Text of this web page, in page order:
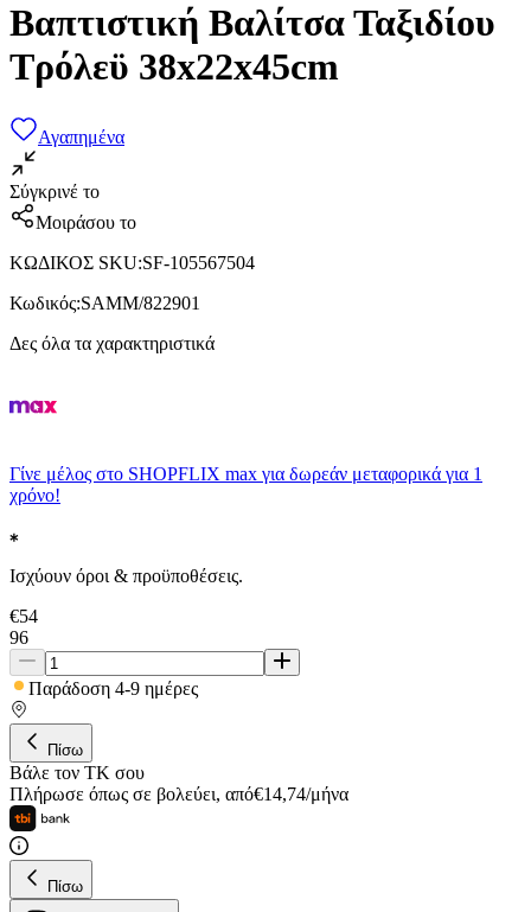
Βαπτιστική Βαλίτσα Ταξιδίου
Τρόλεϋ 38x22x45cm
Αγαπημένα
Σύγκρινέ το
Μοιράσου το
ΚΩΔΙΚΟΣ SKU:SF-105567504
Κωδικός:SAMM/822901
Δες όλα τα χαρακτηριστικά
Γίνε μέλος στο SHOPFLIX max για δωρεάν μεταφορικά για 1
χρόνο!
Ισχύουν όροι & προϋποθέσεις.
€54
96
Παράδοση 4-9 ημέρες
Πίσω
Βάλε τον ΤΚ σου
Πλήρωσε όπως σε βολεύει, από€14,74/μήνα
Πίσω